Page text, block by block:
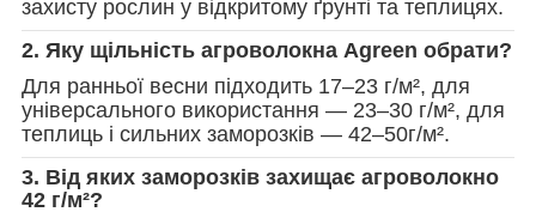
захисту рослин у відкритому ґрунті та теплицях.
2. Яку щільність агроволокна Agreen обрати?
Для ранньої весни підходить 17–23 г/м², для
універсального використання — 23–30 г/м², для
теплиць і сильних заморозків — 42–50г/м².
3. Від яких заморозків захищає агроволокно
42 г/м²?